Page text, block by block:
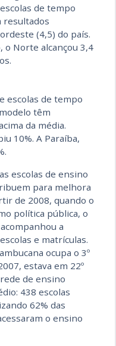
de tempo
resultados
(4,5) do país.
o Norte alcançou 3,4
escolas de tempo
têm
da média.
10%. A Paraíba,
escolas de ensino
para melhora
de 2008, quando o
política pública, o
a
e matrículas.
ocupa o 3º
estava em 22º
de ensino
438 escolas
62% das
o ensino